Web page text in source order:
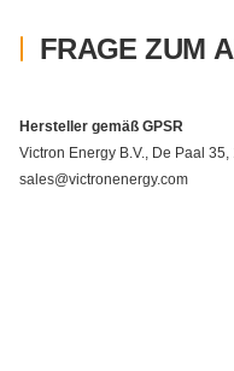
FRAGE ZUM
Hersteller gemäß GPSR
Victron Energy B.V., De Paal
sales@victronenergy.com